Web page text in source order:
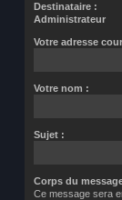
Destinataire :
Administrateur
Votre adresse
Votre nom :
Sujet :
Corps du
Ce message sera